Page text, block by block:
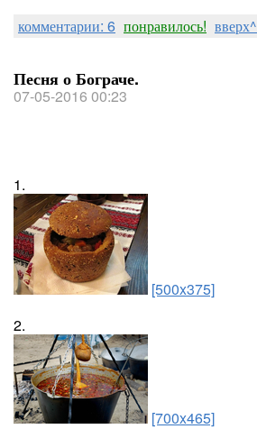
комментарии: 6 понравилось! вверх^
Песня о Бограче.
07-05-2016 00:23
1.
[500x375]
2.
[700x465]